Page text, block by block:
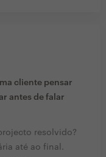
cliente pensar
antes de falar
resolvido?
até ao final.